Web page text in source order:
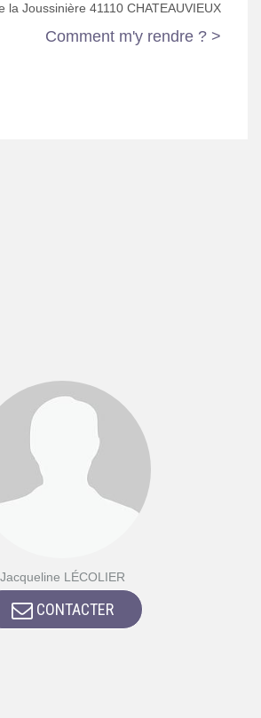
la Joussinière 41110 CHATEAUVIEUX
Comment m'y rendre ? >
Jacqueline LÉCOLIER
CONTACTER